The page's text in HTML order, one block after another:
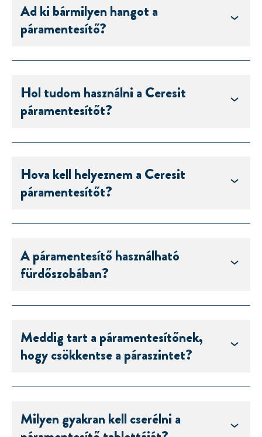
Ad ki bármilyen hangot a
páramentesítő?
Hol tudom használni a Ceresit
páramentesítőt?
Hova kell helyeznem a Ceresit
páramentesítőt?
A páramentesítő használható
fürdőszobában?
Meddig tart a páramentesítőnek,
hogy csökkentse a páraszintet?
Milyen gyakran kell cserélni a